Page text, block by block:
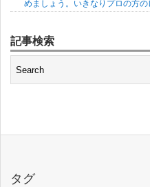
めましょう。いきなりプロの方の
記事検索
タグ